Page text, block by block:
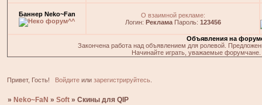
Баннер Neko~Fan
О взаимной рекламе:
Логин: РекламаПароль: 123456
Объявления на
Закончена работа над объявлением для ролевой.
Начинайте играть, уважаемые
Привет, Гость! Войдитеили зарегистрируйтесь.
» Neko~FaN »Soft »Скины для QIP